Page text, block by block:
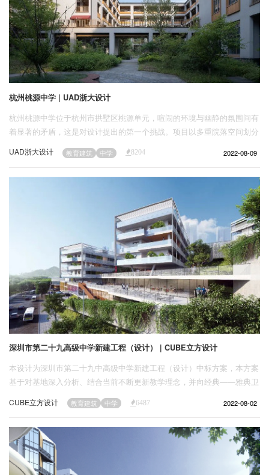
杭州桃源中学 | UAD浙大设计
杭州桃源中学位于杭州市拱墅区桃源单元，喧闹的环境与幽静的氛围间有
着显著的矛盾，这是对设计提出的第一个挑战。项目以多重院落空间划分
院落在当代语境的演绎结构。
UAD浙大设计 教育建筑 中学 8204 2022-08-09
深圳市第二十九高级中学新建工程（设计） | CUBE立方设计
本设计为深圳市第二十九中高级中学新建工程（设计）中标方案，本方案
基于对基地深入分析、结合当前不断更新教学理念，并向经典——雅典卫
城致敬的集多重理念、思想融合为一体的设计实践。
CUBE立方设计 教育建筑 中学 6487 2022-08-02